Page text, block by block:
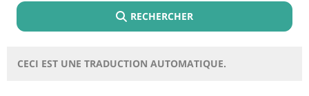
Fuerteventura, Espagne
Montego Bay, Jamaïque
Lagos, Portugal
Riviera Nayarit, Mexique
RECHERCHER
CECI EST UNE TRADUCTION AUTOMATIQUE.